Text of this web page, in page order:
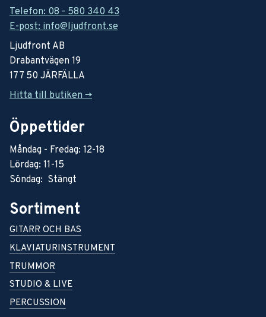
Telefon: 08 - 580 340 43
E-post: info@ljudfront.se
Ljudfront AB
Drabantvägen 19
177 50 JÄRFÄLLA
Hitta till butiken ->
Öppettider
Måndag - Fredag: 12-18
Lördag: 11-15
Söndag: Stängt
Sortiment
GITARR OCH BAS
KLAVIATURINSTRUMENT
TRUMMOR
STUDIO & LIVE
PERCUSSION